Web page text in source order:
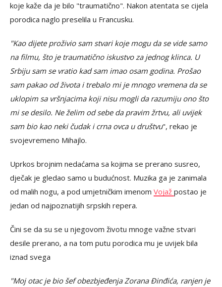
koje kaže da je bilo "traumatično". Nakon atentata se cijela
porodica naglo preselila u Francusku.
"Kao dijete proživio sam stvari koje mogu da se vide samo
na filmu, što je traumatično iskustvo za jednog klinca. U
Srbiju sam se vratio kad sam imao osam godina. Prošao
sam pakao od života i trebalo mi je mnogo vremena da se
uklopim sa vršnjacima koji nisu mogli da razumiju ono što
mi se desilo. Ne želim od sebe da pravim žrtvu, ali uvijek
sam bio kao neki čudak i crna ovca u društvu", rekao je
svojevremeno Mihajlo.
Uprkos brojnim nedaćama sa kojima se prerano susreo,
dječak je gledao samo u budućnost. Muzika ga je zanimala
od malih nogu, a pod umjetničkim imenom Vojaž postao je
jedan od najpoznatijih srpskih repera.
Čini se da su se u njegovom životu mnoge važne stvari
desile prerano, a na tom putu porodica mu je uvijek bila
iznad svega
"Moj otac je bio šef obezbjeđenja Zorana Đinđića, ranjen je